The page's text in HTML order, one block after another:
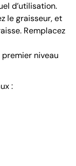
d’utilisation.
le graisseur, et
Remplacez
premier niveau
: